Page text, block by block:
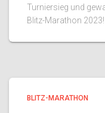
Turniersieg und
Blitz-Marathon
BLITZ-MARATHON